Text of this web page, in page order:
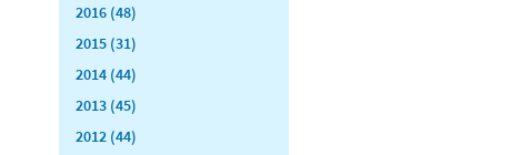
2016 (48)
2015 (31)
2014 (44)
2013 (45)
2012 (44)